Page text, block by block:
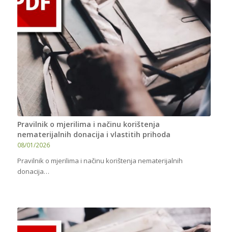
Pravilnik o mjerilima i načinu korištenja
nematerijalnih donacija i vlastitih prihoda
08/01/2026
Pravilnik o mjerilima i načinu korištenja nematerijalnih
donacija…